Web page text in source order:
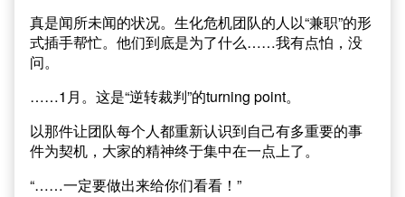
真是闻所未闻的状况。生化危机团队的人以“兼职”的形
式插手帮忙。他们到底是为了什么……我有点怕，没
问。
……1月。这是“逆转裁判”的turning point。
以那件让团队每个人都重新认识到自己有多重要的事
件为契机，大家的精神终于集中在一点上了。
“……一定要做出来给你们看看！”